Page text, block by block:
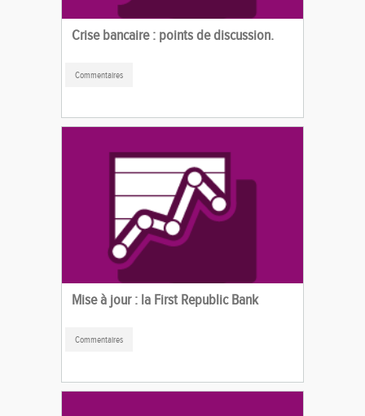
Crise bancaire : points de discussion.
Commentaires
Mise à jour : la First Republic Bank
Commentaires